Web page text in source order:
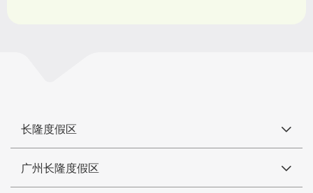
长隆度假区
广州长隆度假区